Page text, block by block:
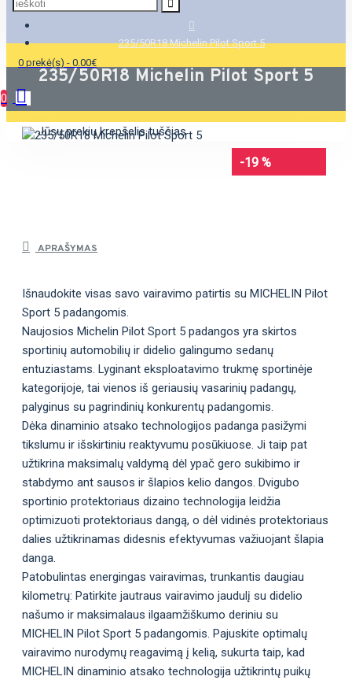
0 prekė(s) - 0.00€
0
Jūsų prekių krepšelis tuščias
235/50R18 Michelin Pilot Sport 5
235/50R18 Michelin Pilot Sport 5
-19 %
APRAŠYMAS
Išnaudokite visas savo vairavimo patirtis su MICHELIN Pilot
Sport 5 padangomis.
Naujosios Michelin Pilot Sport 5 padangos yra skirtos
sportinių automobilių ir didelio galingumo sedanų
entuziastams. Lyginant eksploatavimo trukmę sportinėje
kategorijoje, tai vienos iš geriausių vasarinių padangų,
palyginus su pagrindinių konkurentų padangomis.
Dėka dinaminio atsako technologijos padanga pasižymi
tikslumu ir išskirtiniu reaktyvumu posūkiuose. Ji taip pat
užtikrina maksimalų valdymą dėl ypač gero sukibimo ir
stabdymo ant sausos ir šlapios kelio dangos. Dvigubo
sportinio protektoriaus dizaino technologija leidžia
optimizuoti protektoriaus dangą, o dėl vidinės protektoriaus
dalies užtikrinamas didesnis efektyvumas važiuojant šlapia
danga.
Patobulintas energingas vairavimas, trunkantis daugiau
kilometrų: Patirkite jautraus vairavimo jaudulį su didelio
našumo ir maksimalaus ilgaamžiškumo deriniu su
MICHELIN Pilot Sport 5 padangomis. Pajuskite optimalų
vairavimo nurodymų reagavimą į kelią, sukurta taip, kad
MICHELIN dinaminio atsako technologija užtikrintų puikų